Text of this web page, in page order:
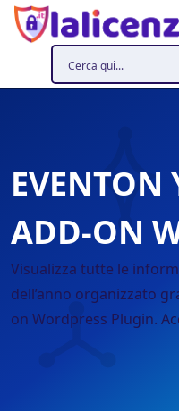
EVENTON
ADD-ON
Visualizza tutte le
dell’anno organizzato
on Wordpress Plugin.